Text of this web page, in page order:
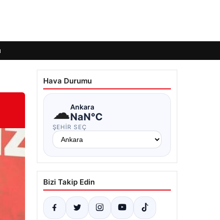
Hava Durumu
☁Ankara
NaN°C
ŞEHIR SEÇ
Bizi Takip Edin